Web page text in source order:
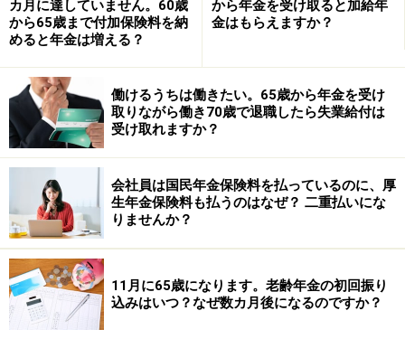
生年月日と性別に応じた特別支給の老齢厚生年金の受給開始
年齢（日本年金機構ホームページより抜粋）
相談者は1959年8月生まれの女性、35歳まで厚生年金に
加入していたとのことですので、老齢基礎年金の受給資
格があれば、61歳から特別支給の老齢厚生年金を受け取
ることができます。
特別支給の老齢厚生年金の対象者には、誕生月の3カ月
前に緑色のA4封筒で年金請求の書類が届きます。
もし請求手続きをしていないのであれば、早めに請求手
カ月に達していません。60歳
から65歳まで付加保険料を納
めると年金は増える？
から年金を受け取ると加給年
金はもらえますか？
働けるうちは働きたい。65歳から年金を受け
取りながら働き70歳で退職したら失業給付は
受け取れますか？
会社員は国民年金保険料を払っているのに、厚
生年金保険料も払うのはなぜ？ 二重払いにな
りませんか？
11月に65歳になります。老齢年金の初回振り
込みはいつ？なぜ数カ月後になるのですか？